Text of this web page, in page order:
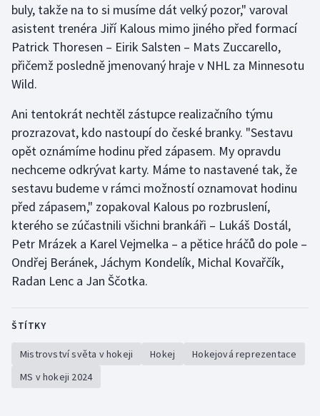
buly, takže na to si musíme dát velký pozor," varoval
asistent trenéra Jiří Kalous mimo jiného před formací
Patrick Thoresen – Eirik Salsten – Mats Zuccarello,
přičemž posledně jmenovaný hraje v NHL za Minnesotu
Wild.
Ani tentokrát nechtěl zástupce realizačního týmu
prozrazovat, kdo nastoupí do české branky. "Sestavu
opět oznámíme hodinu před zápasem. My opravdu
nechceme odkrývat karty. Máme to nastavené tak, že
sestavu budeme v rámci možností oznamovat hodinu
před zápasem," zopakoval Kalous po rozbruslení,
kterého se zúčastnili všichni brankáři – Lukáš Dostál,
Petr Mrázek a Karel Vejmelka – a pětice hráčů do pole –
Ondřej Beránek, Jáchym Kondelík, Michal Kovařčík,
Radan Lenc a Jan Ščotka.
ŠTÍTKY
Mistrovství světa v hokeji Hokej
Hokejová reprezentace
MS v hokeji 2024